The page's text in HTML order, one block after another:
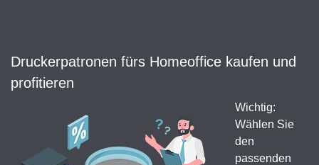
Druckerpatronen fürs Homeoffice kaufen und
profitieren
Wichtig:
Wählen Sie
den
passenden